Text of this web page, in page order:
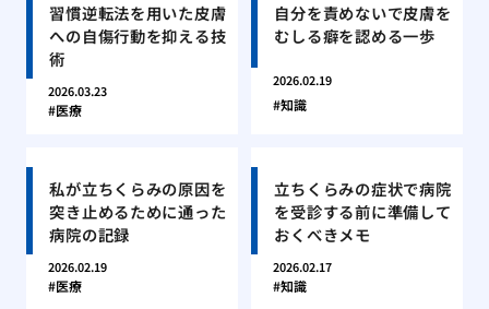
習慣逆転法を用いた皮膚
への自傷行動を抑える技
術
2026.03.23
医療
自分を責めないで皮膚を
むしる癖を認める一歩
2026.02.19
知識
私が立ちくらみの原因を
突き止めるために通った
病院の記録
2026.02.19
医療
立ちくらみの症状で病院
を受診する前に準備して
おくべきメモ
2026.02.17
知識